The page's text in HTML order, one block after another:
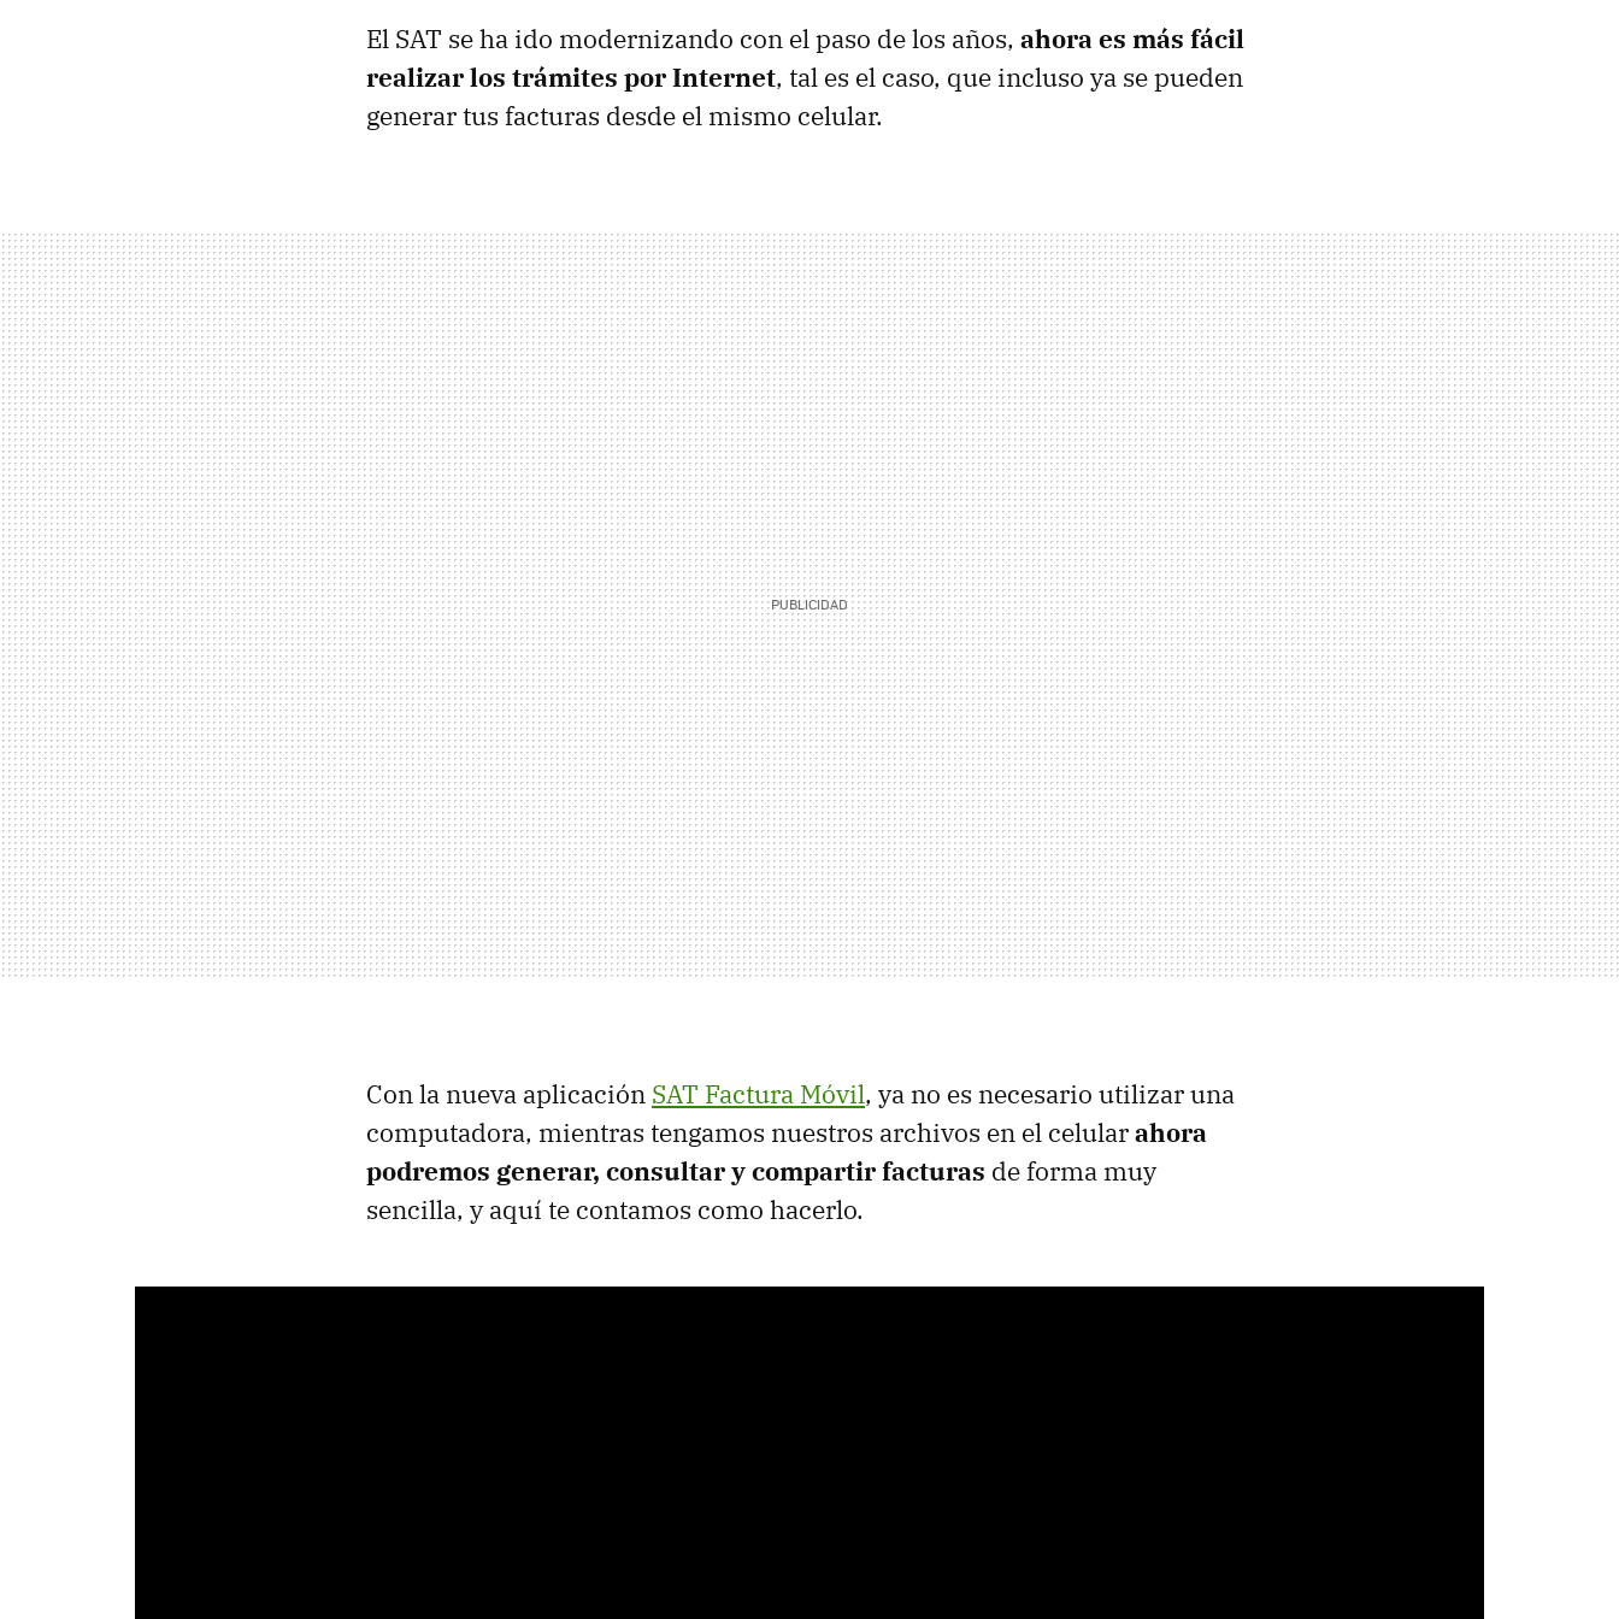
El SAT se ha ido modernizando con el paso de los años, ahora es más fácil
realizar los trámites por Internet, tal es el caso, que incluso ya se pueden
generar tus facturas desde el mismo celular.
Con la nueva aplicación SAT Factura Móvil, ya no es necesario utilizar una
computadora, mientras tengamos nuestros archivos en el celularahora
podremos generar, consultar y compartir facturas de forma muy
sencilla, y aquí te contamos como hacerlo.